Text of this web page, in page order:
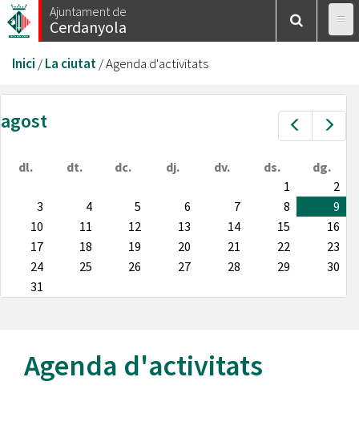
Vés
al
Ajuntament de
Cerdanyola
Esteu
aquí
Inici /La ciutat/Agenda d'activitats
Prev
agost
dl. dt. dc. dj. dv. ds.
dg.
1
2
3
4 5 6 7 8
9
10
11 12 13 14 15
16
17
18 19 20 21 22
23
24
25 26 27 28 29
30
31
Agenda d'activitats